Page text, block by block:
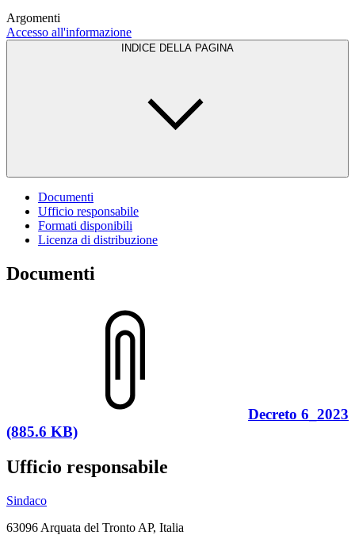
Argomenti
Accesso all'informazione
INDICE DELLA PAGINA
Documenti
Ufficio responsabile
Formati disponibili
Licenza di distribuzione
Documenti
Decreto 6_2023
(885.6 KB)
Ufficio responsabile
Sindaco
63096 Arquata del Tronto AP, Italia